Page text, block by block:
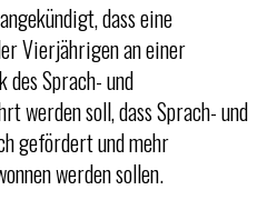
dass eine
Vierjährigen an einer
des Sprach- und
werden soll, dass Sprach- und
gefördert und mehr
werden sollen.